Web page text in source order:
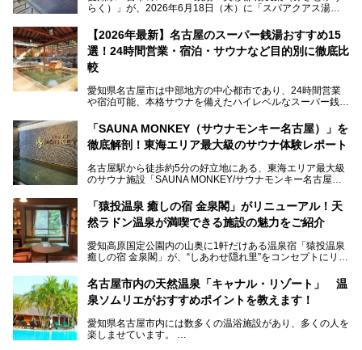
らく）」が、2026年6月18日（木）に「スパアクアス湯友
この地で30年にわたり愛され続けてきた施設だからこそ、
地元住民をはじめオープンを待ちわびている人も多いのでは
ないでしょうか。
老朽化した設備の補修を機に、2年前からじっくり構想を練
ってきたというだけあって、館内の充実度は想像以上。
以前の4倍に拡張したという露天エリアや10の浴槽、40人収
容の巨大なスタジアムサウナに、岩盤浴やリラクゼーション
までまるごと楽しめる施設に生まれ変わりました。
今回は、全面リニューアルして新しくなった「スパアクアス
【2026年最新】名古屋のスーパー銭湯おすすめ15
選！24時間営業・宿泊・サウナなど目的別に徹底比
較
愛知県名古屋市は中部地方の中心都市であり、24時間営業
や宿泊可能、本格サウナを備えたハイレベルなスーパー銭湯
そのため、「日々の仕事の疲れを心身ともにリセットした
い」「休日に時間を忘れて1日中ダラダラ過ごしたい」「コ
くある点が魅力です！
お好みの温泉施設を見つけて楽しんでくださいね。
「SAUNA MONKEY（サウナモンキー名古屋）」を
徹底解剖！東海エリア最大級のサウナ体験レポート
名古屋駅から徒歩約5分の好立地にある、東海エリア最大級
のサウナ施設「SAUNA MONKEY/サウナモンキー名古屋」
「名古屋駅周辺ってサウナが少ないよね」という声をよく耳
にするだけあり、アクセスの良さにも胸が高鳴ります。
今回は普段は男性専用となっているパブリックサウナが、女
さっそく取材してきました！
「猿投温泉 癒しの宿 金泉閣」がリニューアル！天
然ラドン温泉が満喫できる施設の魅力をご紹介
愛知高原国定公園内の山奥に1軒だけある温泉宿「猿投温泉
癒しの宿 金泉閣」が、“しあわせ隠れ里”をコンセプトにリニ
天然ラドン温泉が堪能できるお風呂や、新設・改装された客
室、地元の食材と温泉水で作られたお料理……。
ご紹介します。
名古屋市内の天然温泉「キャナル・リゾート」 温
泉ソムリエがおすすめポイントを教えます！
愛知県名古屋市内には数多くの温浴施設があり、多くの人を
楽しませています。